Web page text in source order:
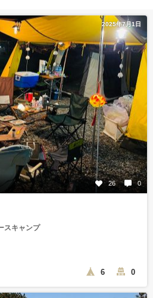
2025年7月1日
26 0
スキャンプ
6 0